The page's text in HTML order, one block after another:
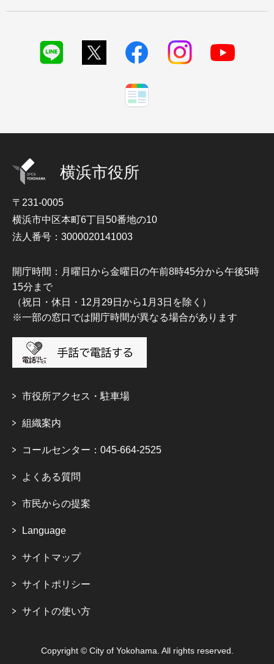
横浜市役所
〒231-0005
横浜市中区本町6丁目50番地の10
法人番号：3000020141003
開庁時間：月曜日から金曜日の午前8時45分から午後5時
15分まで
（祝日・休日・12月29日から1月3日を除く）
※一部の窓口では開庁時間が異なる場合があります
市役所アクセス・駐車場
組織案内
コールセンター：045-664-2525
よくある質問
市民からの提案
Language
サイトマップ
サイトポリシー
サイトの使い方
Copyright © City of Yokohama. All rights reserved.